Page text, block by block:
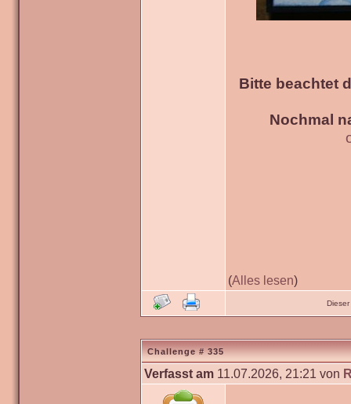
Bitte beachtet
Nochmal
(Alles lesen)
Challenge # 335
Verfasst am 11.07.2026, 21:21 von